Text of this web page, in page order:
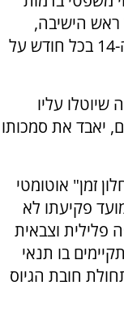
ראש הישיבה,
כאשר האחרון מחויב לדווח לצבא עד ה-14 בכל חודש על
עליו
יאבד את סמכותו
זמן" אוטומטי
פקיעתו לא
פלילית וצבאית
בו תנאי
(או מיום תחולת חובת הגיוס